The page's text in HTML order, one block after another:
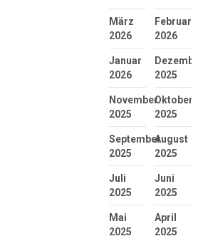
März
2026
Februar
2026
Januar
2026
2025
November
2025
Oktober
2025
September
2025
August
2025
Juli
2025
Juni
2025
Mai
2025
April
2025